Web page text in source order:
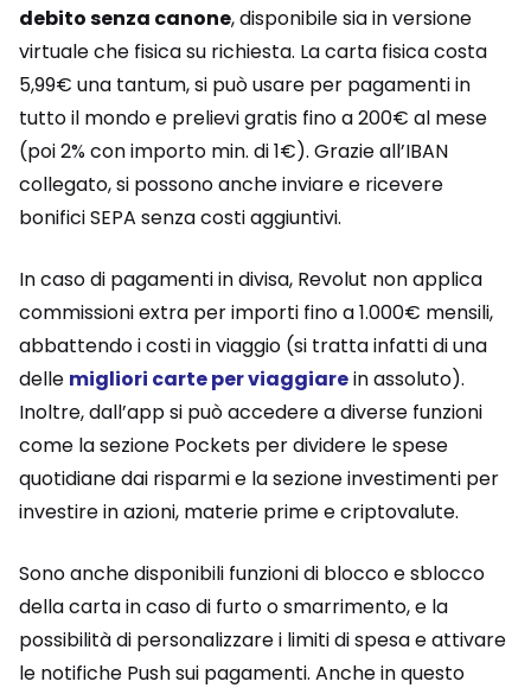
debito senza canone, disponibile sia in versione
virtuale che fisica su richiesta. La carta fisica costa
5,99€ una tantum, si può usare per pagamenti in
tutto il mondo e prelievi gratis fino a 200€ al mese
(poi 2% con importo min. di 1€). Grazie all’IBAN
collegato, si possono anche inviare e ricevere
bonifici SEPA senza costi aggiuntivi.
In caso di pagamenti in divisa, Revolut non applica
commissioni extra per importi fino a 1.000€ mensili,
abbattendo i costi in viaggio (si tratta infatti di una
delle migliori carte per viaggiarein assoluto).
Inoltre, dall’app si può accedere a diverse funzioni
come la sezione Pockets per dividere le spese
quotidiane dai risparmi e la sezione investimenti per
investire in azioni, materie prime e criptovalute.
Sono anche disponibili funzioni di blocco e sblocco
della carta in caso di furto o smarrimento, e la
possibilità di personalizzare i limiti di spesa e attivare
le notifiche Push sui pagamenti. Anche in questo